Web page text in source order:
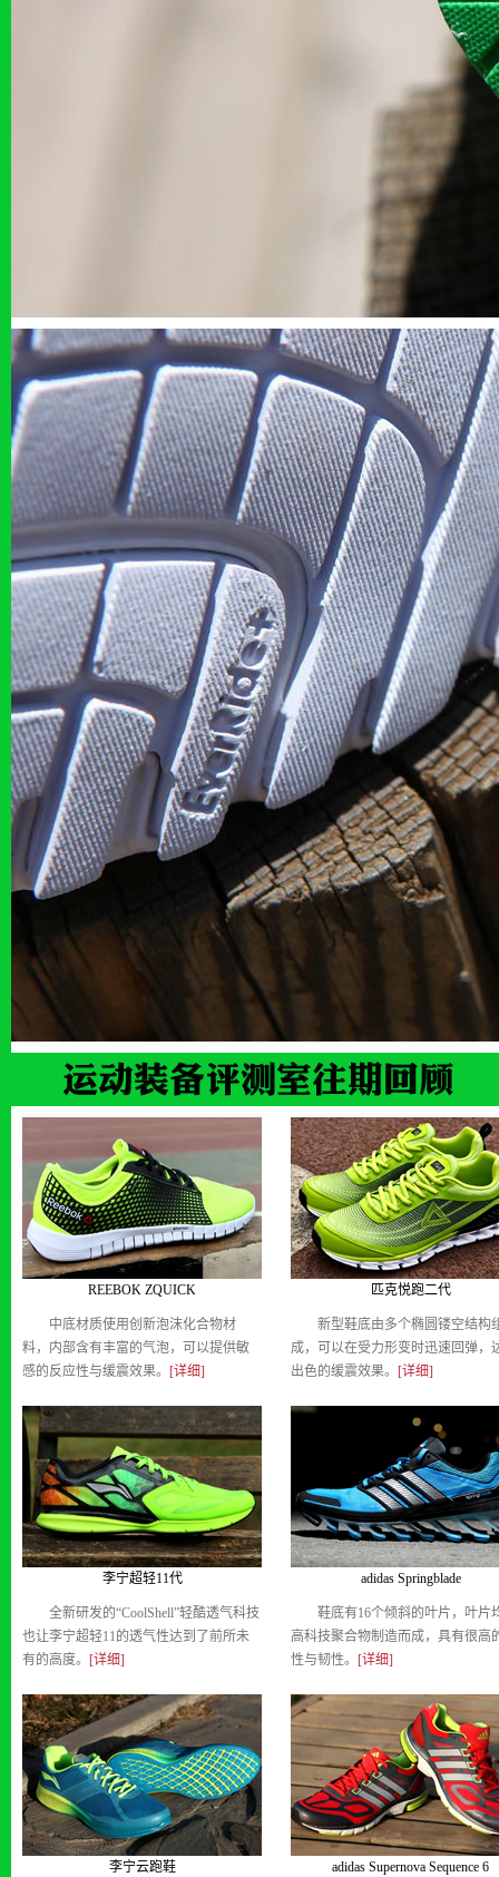
REEBOK ZQUICK
中底材质使用创新泡沫化合物材
料，内部含有丰富的气泡，可以提供敏
感的反应性与缓震效果。 [详细]
匹克悦跑二代
新型鞋底由多个椭圆镂空结构
成，可以在受力形变时迅速回弹，
出色的缓震效果。 [详细]
李宁超轻11代
全新研发的“CoolShell”轻酷透气科技
也让李宁超轻11的透气性达到了前所未
有的高度。 [详细]
adidas Springblade
鞋底有16个倾斜的叶片，叶片
高科技聚合物制造而成，具有很高
性与韧性。 [详细]
李宁云跑鞋 adidas Supernova Sequence 6